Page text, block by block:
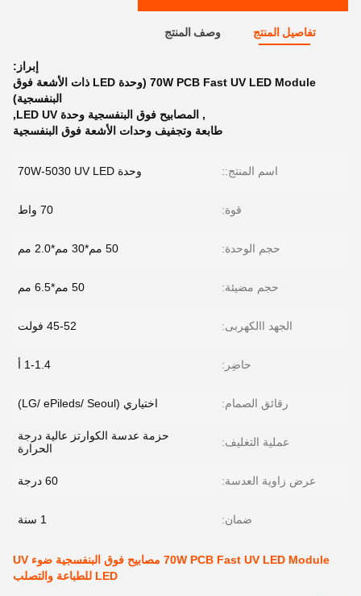
تفاصيل المنتج وصف المنتج
إبراز:
70W PCB Fast UV LED Module (وحدة LED ذات الأشعة فوق
البنفسجية)
, المصابيح فوق البنفسجية وحدة LED UV
,
طابعة وتجفيف وحدات الأشعة فوق البنفسجية
اسم المنتج:: وحدة 70W-5030 UV LED
قوة: 70 واط
حجم الوحدة: 50 مم*30 مم*2.0 مم
حجم مضيئة: 50 مم*6.5 مم
الجهد االكهربى: 45-52 فولت
حاضِر: 1-1.4 أ
رقائق الصمام: اختياري (LG/ ePileds/ Seoul)
عملية التغليف:
حزمة عدسة الكوارتز عالية درجة
الحرارة
عرض زاوية العدسة: 60 درجة
ضمان: 1 سنة
70W PCB Fast UV LED Module مصابيح فوق البنفسجية ضوء UV
LED للطباعة والتصلب